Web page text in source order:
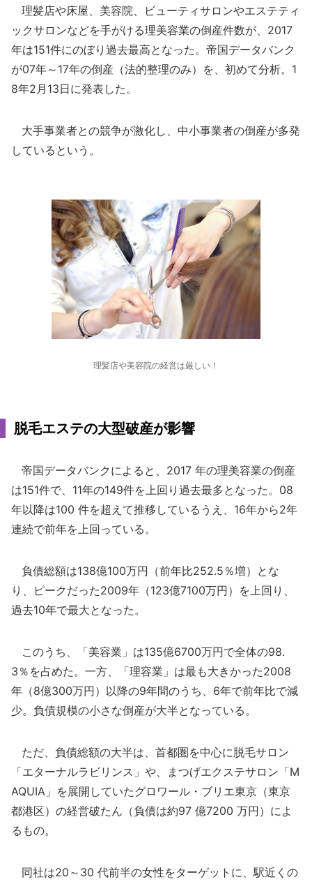
理髪店や床屋、美容院、ビューティサロンやエステティ
ックサロンなどを手がける理美容業の倒産件数が、2017
年は151件にのぼり過去最高となった。帝国データバンク
が07年～17年の倒産（法的整理のみ）を、初めて分析。1
8年2月13日に発表した。
大手事業者との競争が激化し、中小事業者の倒産が多発
しているという。
理髪店や美容院の経営は厳しい！
脱毛エステの大型破産が影響
帝国データバンクによると、2017 年の理美容業の倒産
は151件で、11年の149件を上回り過去最多となった。08
年以降は100 件を超えて推移しているうえ、16年から2年
連続で前年を上回っている。
負債総額は138億100万円（前年比252.5％増）とな
り、ピークだった2009年（123億7100万円）を上回り、
過去10年で最大となった。
このうち、「美容業」は135億6700万円で全体の98.
3％を占めた。一方、「理容業」は最も大きかった2008
年（8億300万円）以降の9年間のうち、6年で前年比で減
少。負債規模の小さな倒産が大半となっている。
ただ、負債総額の大半は、首都圏を中心に脱毛サロン
「エターナルラビリンス」や、まつげエクステサロン「M
AQUIA」を展開していたグロワール・ブリエ東京（東京
都港区）の経営破たん（負債は約97 億7200 万円）によ
るもの。
同社は20～30 代前半の女性をターゲットに、駅近くの